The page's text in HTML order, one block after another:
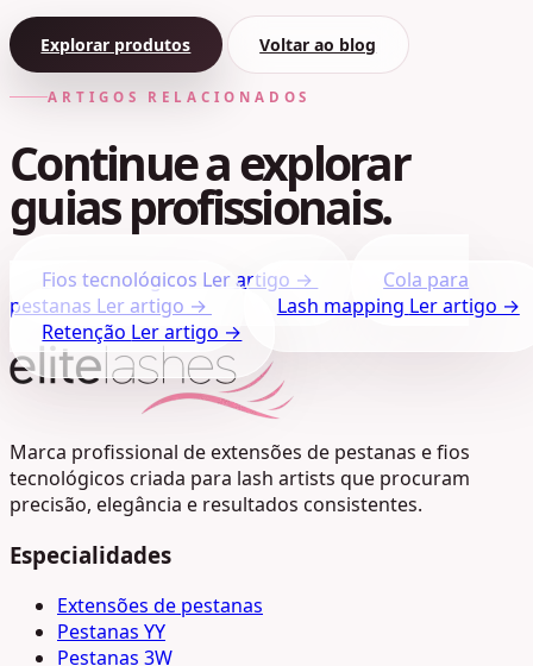
Explorar produtos Voltar ao blog
ARTIGOS RELACIONADOS
Continue a explorar
guias profissionais.
Fios tecnológicos Ler artigo →
Cola para
pestanas Ler artigo → Lash mapping Ler artigo →
Retenção Ler artigo →
Marca profissional de extensões de pestanas e fios
tecnológicos criada para lash artists que procuram
precisão, elegância e resultados consistentes.
Especialidades
Extensões de pestanas
Pestanas YY
Pestanas 3W